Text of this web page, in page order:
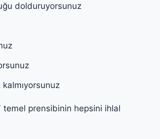
dolduruyorsunuz
temel prensibinin hepsini ihlal